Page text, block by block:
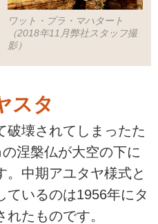
ワット・プラ・マハタート
（2018年11月弊社スタッフ撮
影）
スタ
破壊されてしまったた
涅槃仏が大空の下に
。中期アユタヤ様式と
ているのは1956年にタ
たものです。